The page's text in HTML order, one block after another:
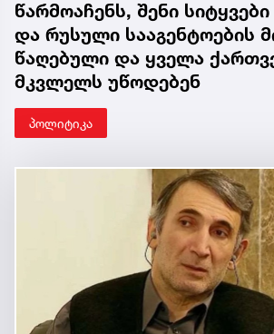
წარმოაჩენს, შენი
და რუსული სააგენტოების
წაღებული და ყველა
მკვლელს უწოდებენ
პოლიტიკა